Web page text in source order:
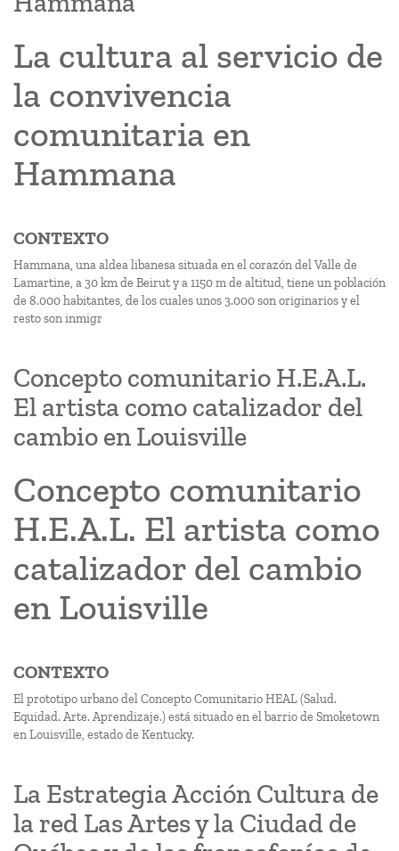
La cultura al servicio de
la convivencia
comunitaria en
Hammana
CONTEXTO
Hammana, una aldea libanesa situada en el corazón del Valle de
Lamartine, a 30 km de Beirut y a 1150 m de altitud, tiene un población
de 8.000 habitantes, de los cuales unos 3.000 son originarios y el
resto son inmigr
Concepto comunitario H.E.A.L.
El artista como catalizador del
cambio en Louisville
Concepto comunitario
H.E.A.L. El artista como
catalizador del cambio
en Louisville
CONTEXTO
El prototipo urbano del Concepto Comunitario HEAL (Salud.
Equidad. Arte. Aprendizaje.) está situado en el barrio de Smoketown
en Louisville, estado de Kentucky.
La Estrategia Acción Cultura de
la red Las Artes y la Ciudad de